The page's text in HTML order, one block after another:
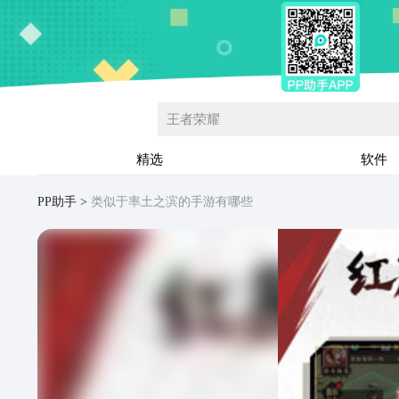
王者荣耀
精选 软件
PP助手 类似于率土之滨的手游有哪些